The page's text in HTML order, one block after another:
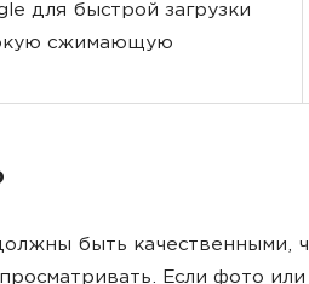
для быстрой загрузки
сжимающую
быть качественными,
Если фото